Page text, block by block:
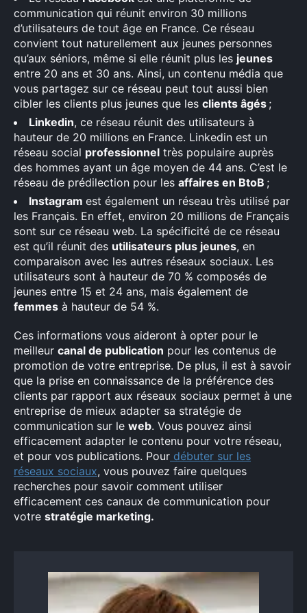
communication qui réunit environ 30 millions
d’utilisateurs de tout âge en France. Ce réseau
convient tout naturellement aux jeunes personnes
qu’aux séniors, même si elle réunit plus les jeunes
entre 20 ans et 30 ans. Ainsi, un contenu média que
vous partagez sur ce réseau peut tout aussi bien
cibler les clients plus jeunes que les clients âgés ;
Linkedin, ce réseau réunit des utilisateurs à
hauteur de 20 millions en France. Linkedin est un
réseau social professionnel très populaire auprès
des hommes ayant un âge moyen de 44 ans. C’est le
réseau de prédilection pour les affaires en BtoB ;
Instagram est également un réseau très utilisé par
les Français. En effet, environ 20 millions de Français
sont sur ce réseau web. La spécificité de ce réseau
est qu’il réunit des utilisateurs plus jeunes, en
comparaison avec les autres réseaux sociaux. Les
utilisateurs sont à hauteur de 70 % composés de
jeunes entre 15 et 24 ans, mais également de
femmes à hauteur de 54 %.
Ces informations vous aideront à opter pour le
meilleur canal de publication pour les contenus de
promotion de votre entreprise. De plus, il est à savoir
que la prise en connaissance de la préférence des
clients par rapport aux réseaux sociaux permet à une
entreprise de mieux adapter sa stratégie de
communication sur le web. Vous pouvez ainsi
efficacement adapter le contenu pour votre réseau,
et pour vos publications. Pour débuter sur les
réseaux sociaux, vous pouvez faire quelques
recherches pour savoir comment utiliser
efficacement ces canaux de communication pour
votre stratégie marketing.
Rechercher
: